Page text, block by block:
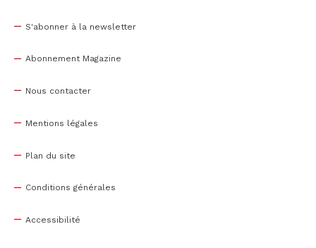
S'abonner à la newsletter
Abonnement Magazine
Nous contacter
Mentions légales
Plan du site
Conditions générales
Accessibilité